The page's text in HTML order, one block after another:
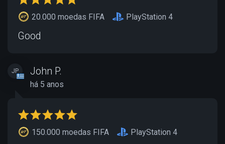
20.000 moedas FIFA PlayStation 4
Good
JP John P.
há 5 anos
150.000 moedas FIFA PlayStation 4